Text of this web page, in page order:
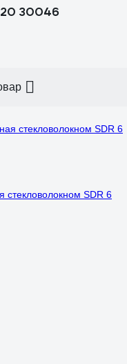
20 30046
стекловолокном SDR 6